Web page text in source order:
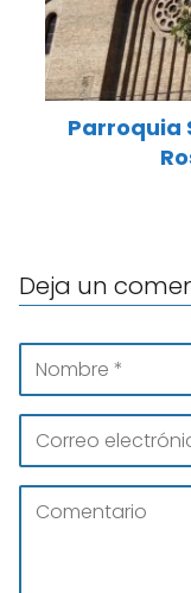
Parroquia
Deja un